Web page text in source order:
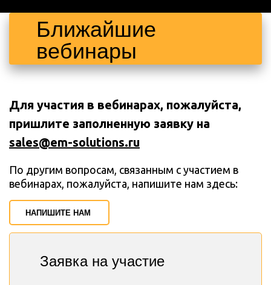
Ближайшие
вебинары
Для участия в вебинарах, пожалуйста,
sales@em-solutions.ru
По другим вопросам, связанным с участием в
вебинарах, пожалуйста, напишите нам здесь:
НАПИШИТЕ НАМ
Заявка на участие